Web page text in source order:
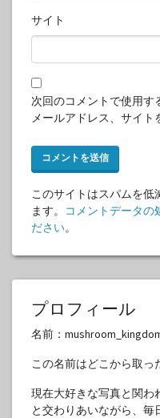
サイト
次回のコメントで使用す
メールアドレス、サイト
このサイトはスパムを低
ます。
コメントデータの
ださい。
プロフィール
名前：
この名前はどこから取っ
現在大好きな写真と関わ
と交わりあいながら、